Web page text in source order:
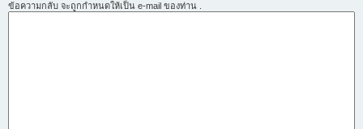
ข้อความกลับ จะถูกกำหนดให้เป็น e-mail ของท่าน .